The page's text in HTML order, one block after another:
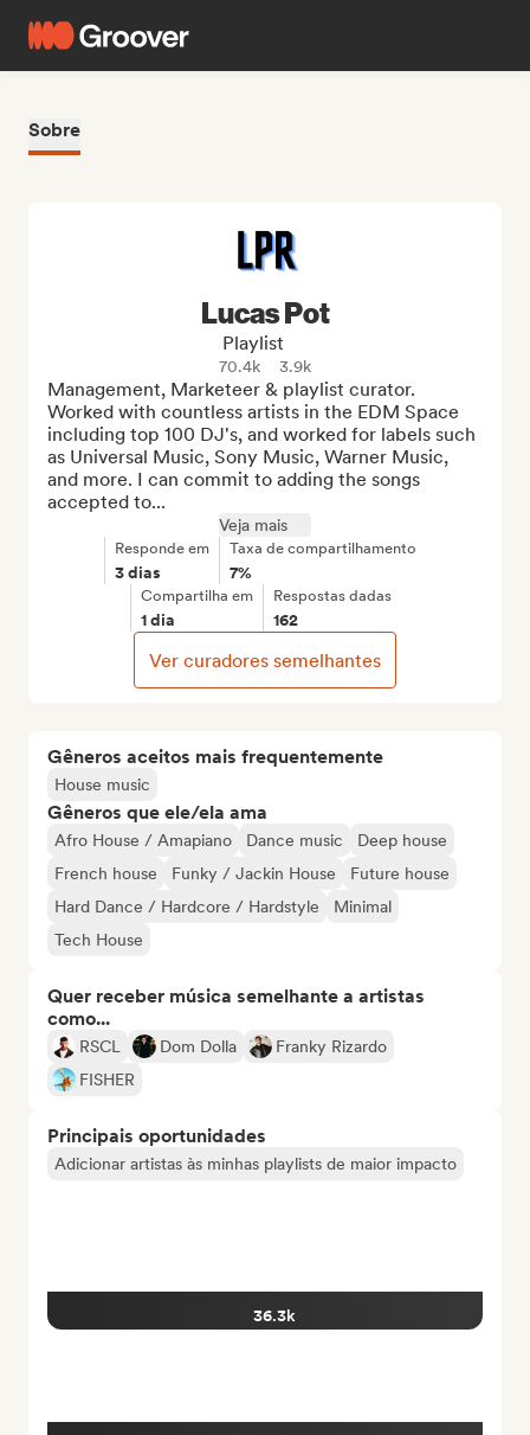
Sobre
Gêneros aceitos mais frequentemente
House music
Gêneros que ele/ela ama
Afro House / Amapiano Dance music
Deep house
French house
Funky / Jackin House
Future house
Hard Dance / Hardcore / Hardstyle
Minimal
Tech House
Quer receber música semelhante a artistas
como...
RSCL Dom Dolla
Franky Rizardo
FISHER
Principais oportunidades
Adicionar artistas às minhas playlists de maior impacto
36.3k
Lucas Pot
Playlist
70.4k 3.9k
Management, Marketeer & playlist curator.
Worked with countless artists in the EDM Space
including top 100 DJ's, and worked for labels such
as Universal Music, Sony Music, Warner Music,
and more. I can commit to adding the songs
accepted to...
Veja mais
Responde em
3 dias
Taxa de compartilhamento
7%
Compartilha em
1 dia
Respostas dadas
162
Ver curadores semelhantes